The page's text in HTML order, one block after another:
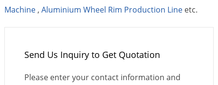
Machine, Aluminium Wheel Rim Production Lineetc.
Send Us Inquiry to Get Quotation
Please enter your contact information and